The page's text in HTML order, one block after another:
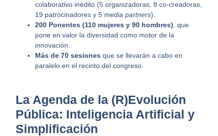
colaborativo inédito (5 organizadoras, 8 co-creadoras,
19 patrocinadores y 5media partners).
200 Ponentes (110 mujeres y 90 hombres), que
pone en valor la diversidad como motor de la
innovación.
Más de 70 sesionesque se llevarán a cabo en
paralelo en el recinto del congreso.
La Agenda de la (R)Evolución
Pública: Inteligencia Artificial y
Simplificación